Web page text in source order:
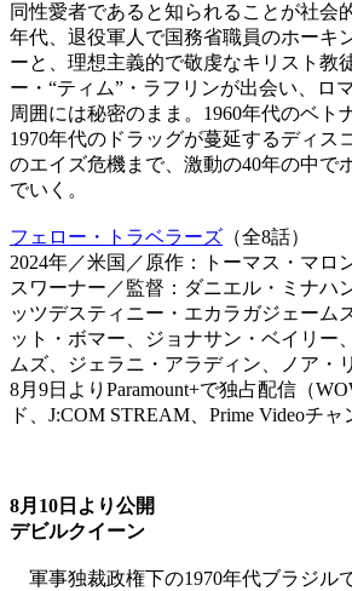
同性愛者であると知られることが社会
年代、退役軍人で国務省職員のホーキ
ーと、理想主義的で敬虔なキリスト教
ー・“ティム”・ラフリンが出会い、ロ
周囲には秘密のまま。1960年代のベト
1970年代のドラッグが蔓延するディス
のエイズ危機まで、激動の40年の中で
でいく。
フェロー・トラベラーズ （全8話）
2024年／米国／原作：トーマス・マロ
スワーナー／監督：ダニエル・ミナハ
ッツデスティニー・エカラガジェーム
ット・ボマー、ジョナサン・ベイリー
ムズ、ジェラニ・アラディン、ノア・
8月9日よりParamount+で独占配信（
ド、J:COM STREAM、Prime Videoチャ
8月10日より公開
デビルクイーン
軍事独裁政権下の1970年代ブラジル